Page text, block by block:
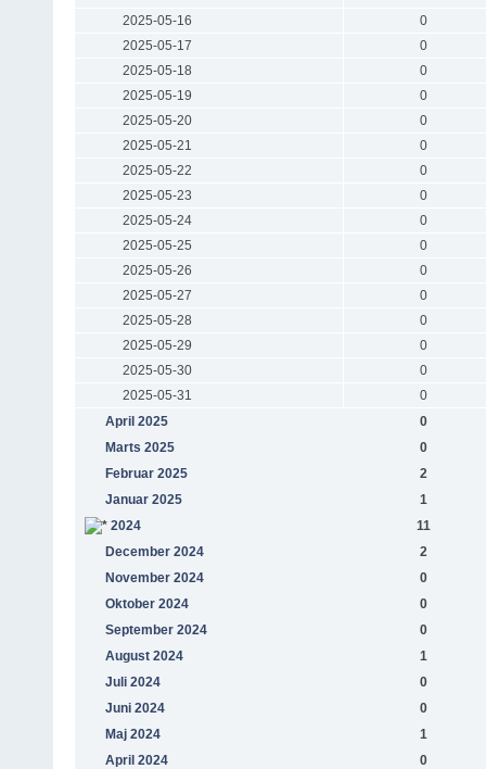
2025-05-16
0
2025-05-17
0
2025-05-18
0
2025-05-19
0
2025-05-20
0
2025-05-21
0
2025-05-22
0
2025-05-23
0
2025-05-24
0
2025-05-25
0
2025-05-26
0
2025-05-27
0
2025-05-28
0
2025-05-29
0
2025-05-30
0
2025-05-31
0
April 2025
0
Marts 2025
0
Februar 2025
2
Januar 2025
1
2024
11
December 2024
2
November 2024
0
Oktober 2024
0
September 2024
0
August 2024
1
Juli 2024
0
Juni 2024
0
Maj 2024
1
April 2024
0